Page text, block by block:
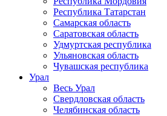
Республика Татарстан
Самарская область
Саратовская область
Удмуртская республика
Ульяновская область
Чувашская республика
Урал
Весь Урал
Свердловская область
Челябинская область